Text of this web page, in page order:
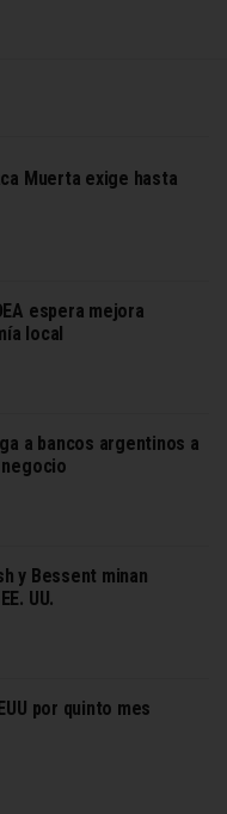
Muerta exige hasta
espera mejora
local
a bancos argentinos a
y Bessent minan
UU.
por quinto mes